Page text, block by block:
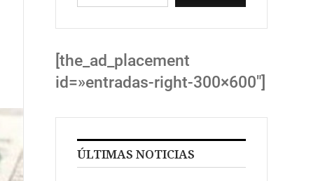
[the_ad_placement
id=»entradas-right-300×600″]
ÚLTIMAS NOTICIAS